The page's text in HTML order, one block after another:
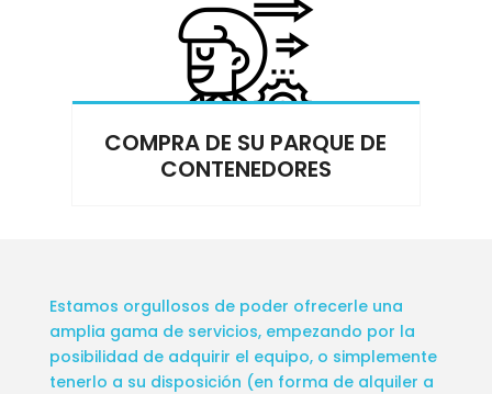
COMPRA DE SU PARQUE DE
CONTENEDORES
Estamos orgullosos de poder ofrecerle una
amplia gama de servicios, empezando por la
posibilidad de adquirir el equipo, o simplemente
tenerlo a su disposición (en forma de alquiler a